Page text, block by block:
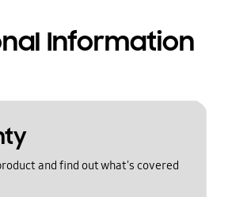
Information
and find out what's covered